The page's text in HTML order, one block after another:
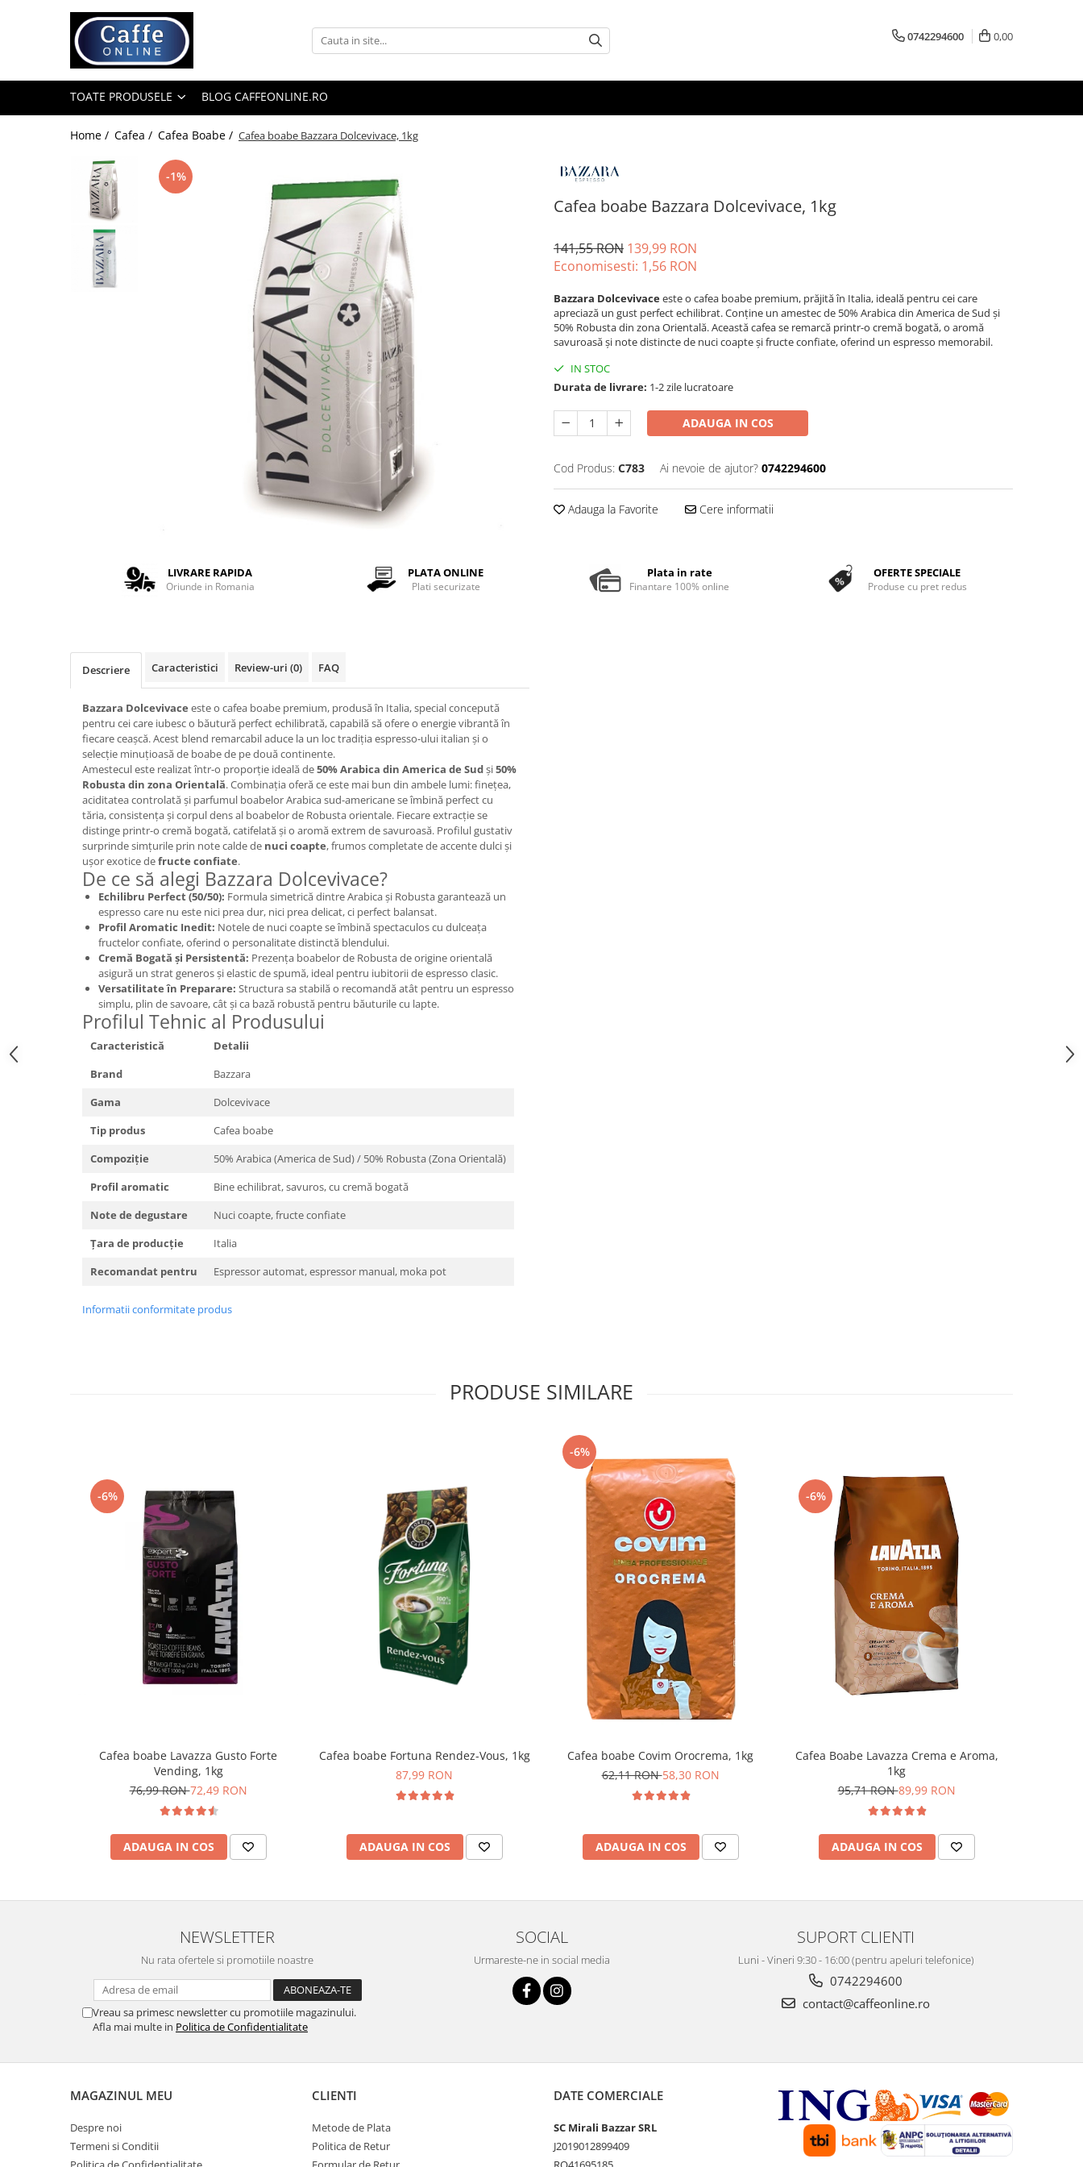
Toate Produsele
Capsule Cafea
Cafea Macinata
Aparate Automate
Aparate capsule
Stabilizatoare tensiune
Piese schimb espressoare
Accesorii si intretinere
0742294600 0,00
TOATE PRODUSELE BLOG CAFFEONLINE.RO
Home / Cafea / Cafea Boabe / Cafea boabe Bazzara Dolcevivace, 1kg
Cafea boabe Bazzara Dolcevivace, 1kg
-1%
141,55 RON 139,99 RON
Economisesti: 1,56 RON
Bazzara Dolcevivaceeste o cafea boabe premium, prăjită în Italia, ideală pentru cei care
apreciază un gust perfect echilibrat. Conține un amestec de 50% Arabica din America de Sud și
50% Robusta din zona Orientală. Această cafea se remarcă printr-o cremă bogată, o aromă
savuroasă și note distincte de nuci coapte și fructe confiate, oferind un espresso memorabil.
IN STOC
Durata de livrare: 1-2 zile lucratoare
ADAUGA IN COS
Cod Produs: C783 Ai nevoie de ajutor? 0742294600
Adauga la Favorite Cere informatii
LIVRARE RAPIDA
Oriunde in Romania
PLATA ONLINE
Plati securizate
Plata in rate
Finantare 100% online
OFERTE SPECIALE
Produse cu pret redus
Descriere Caracteristici Review-uri (0) FAQ
Bazzara Dolcevivace este o cafea boabe premium, produsă în Italia, special concepută
pentru cei care iubesc o băutură perfect echilibrată, capabilă să ofere o energie vibrantă în
fiecare ceașcă. Acest blend remarcabil aduce la un loc tradiția espresso-ului italian și o
selecție minuțioasă de boabe de pe două continente.
Amestecul este realizat într-o proporție ideală de50% Arabica din America de Sudși50%
Robusta din zona Orientală. Combinația oferă ce este mai bun din ambele lumi: finețea,
aciditatea controlată și parfumul boabelor Arabica sud-americane se îmbină perfect cu
tăria, consistența și corpul dens al boabelor de Robusta orientale. Fiecare extracție se
distinge printr-o cremă bogată, catifelată și o aromă extrem de savuroasă. Profilul gustativ
surprinde simțurile prin note calde de nuci coapte, frumos completate de accente dulci și
ușor exotice defructe confiate.
De ce să alegi Bazzara Dolcevivace?
Echilibru Perfect (50/50): Formula simetrică dintre Arabica și Robusta garantează un
espresso care nu este nici prea dur, nici prea delicat, ci perfect balansat.
Profil Aromatic Inedit: Notele de nuci coapte se îmbină spectaculos cu dulceața
fructelor confiate, oferind o personalitate distinctă blendului.
Cremă Bogată și Persistentă: Prezența boabelor de Robusta de origine orientală
asigură un strat generos și elastic de spumă, ideal pentru iubitorii de espresso clasic.
Versatilitate în Preparare: Structura sa stabilă o recomandă atât pentru un espresso
simplu, plin de savoare, cât și ca bază robustă pentru băuturile cu lapte.
Profilul Tehnic al Produsului
Caracteristică
Detalii
Brand
Bazzara
Gama
Dolcevivace
Tip produs
Cafea boabe
Compoziție
50% Arabica (America de Sud) / 50% Robusta (Zona Orientală)
Profil aromatic
Bine echilibrat, savuros, cu cremă bogată
Note de degustare
Nuci coapte, fructe confiate
Țara de producție
Italia
Recomandat pentru
Espressor automat, espressor manual, moka pot
Informatii conformitate produs
PRODUSE SIMILARE
-6%
Cafea boabe Lavazza Gusto Forte
Vending, 1kg
76,99 RON72,49 RON
ADAUGA IN COS
Cafea boabe Fortuna Rendez-Vous, 1kg
87,99 RON
ADAUGA IN COS
-6%
Cafea boabe Covim Orocrema, 1kg
62,11 RON58,30 RON
ADAUGA IN COS
-6%
Cafea Boabe Lavazza Crema e Aroma,
1kg
95,71 RON89,99 RON
ADAUGA IN COS
NEWSLETTER
Nu rata ofertele si promotiile noastre
Vreau sa primesc newsletter cu promotiile magazinului.
Afla mai multe in Politica de Confidentialitate
SOCIAL
Urmareste-ne in social media
SUPORT CLIENTI
Luni - Vineri 9:30 - 16:00 (pentru apeluri telefonice)
0742294600
contact@caffeonline.ro
MAGAZINUL MEU
Despre noi
Termeni si Conditii
CLIENTI
Metode de Plata
Politica de Retur
DATE COMERCIALE
SC Mirali Bazzar SRL
J2019012899409